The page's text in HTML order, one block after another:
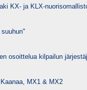
KX- ja KLX-
osoittelua kilpailun
MX1 & MX2